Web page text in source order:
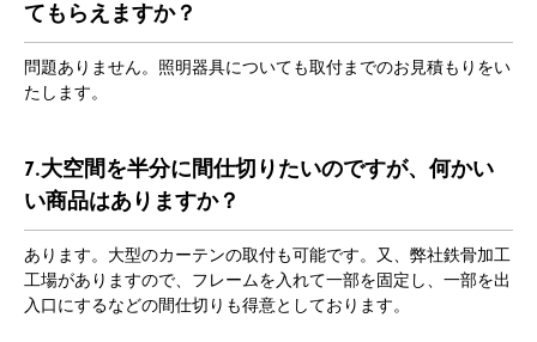
てもらえますか？
問題ありません。照明器具についても取付までのお見積もりをい
たします。
7.大空間を半分に間仕切りたいのですが、何かい
い商品はありますか？
あります。大型のカーテンの取付も可能です。又、弊社鉄骨加工
工場がありますので、フレームを入れて一部を固定し、一部を出
入口にするなどの間仕切りも得意としております。